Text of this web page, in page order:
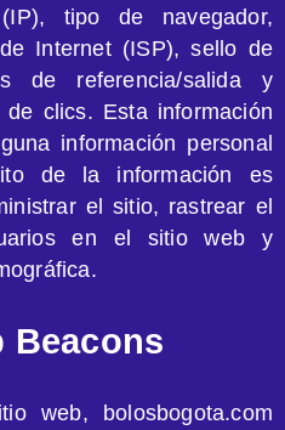
tipo de navegador,
Internet (ISP), sello de
de referencia/salida y
clics. Esta información
información personal
de la información es
el sitio, rastrear el
en el sitio web y
Beacons
web, bolosbogota.com